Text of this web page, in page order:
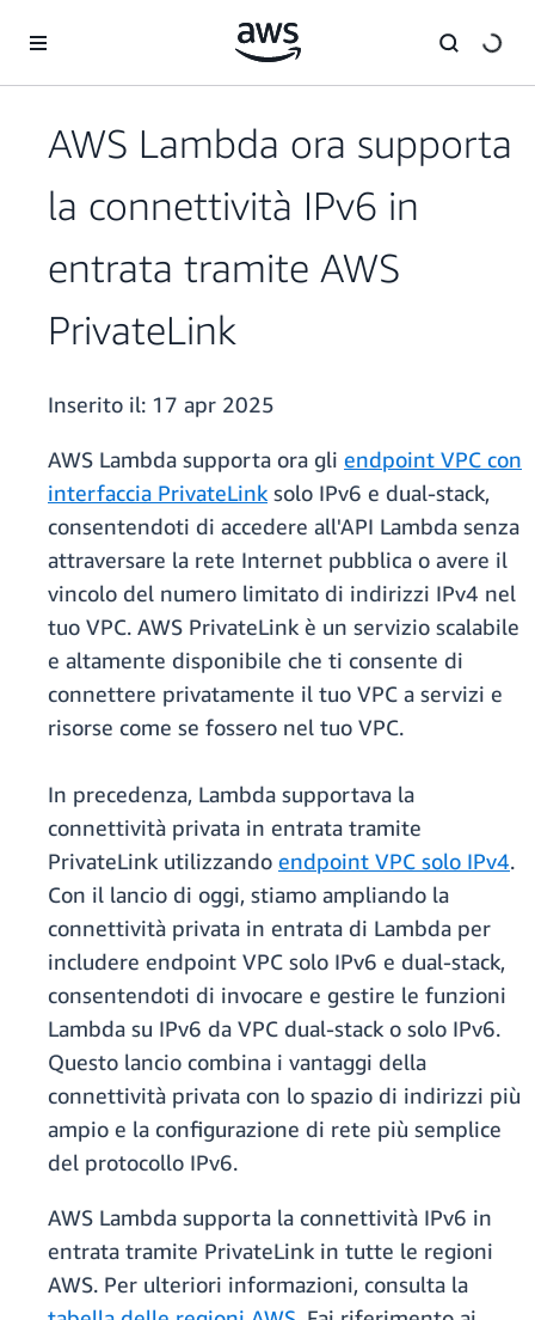
AWS Lambda ora supporta
la connettività IPv6 in
entrata tramite AWS
PrivateLink
Inserito il: 17 apr 2025
AWS Lambda supporta ora gli endpoint VPC con
interfaccia PrivateLink solo IPv6 e dual-stack,
consentendoti di accedere all'API Lambda senza
attraversare la rete Internet pubblica o avere il
vincolo del numero limitato di indirizzi IPv4 nel
tuo VPC. AWS PrivateLink è un servizio scalabile
e altamente disponibile che ti consente di
connettere privatamente il tuo VPC a servizi e
risorse come se fossero nel tuo VPC.
In precedenza, Lambda supportava la
connettività privata in entrata tramite
PrivateLink utilizzando endpoint VPC solo IPv4.
Con il lancio di oggi, stiamo ampliando la
connettività privata in entrata di Lambda per
includere endpoint VPC solo IPv6 e dual-stack,
consentendoti di invocare e gestire le funzioni
Lambda su IPv6 da VPC dual-stack o solo IPv6.
Questo lancio combina i vantaggi della
connettività privata con lo spazio di indirizzi più
ampio e la configurazione di rete più semplice
del protocollo IPv6.
AWS Lambda supporta la connettività IPv6 in
entrata tramite PrivateLink in tutte le regioni
AWS. Per ulteriori informazioni, consulta la